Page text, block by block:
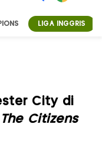
LIGA INGGRIS
City di
The Citizens